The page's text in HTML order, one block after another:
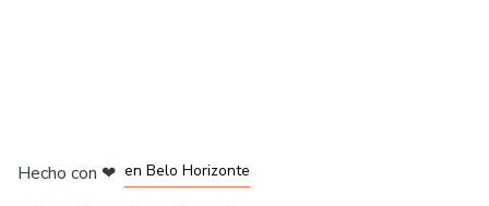
Hecho con ❤ en Belo Horizonte